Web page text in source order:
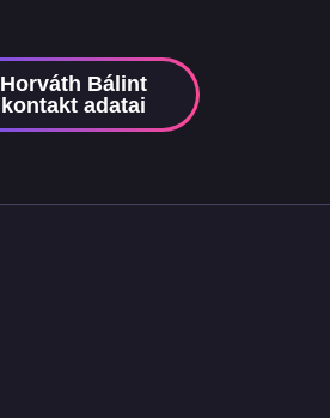
Horváth Bálint
kontakt adatai